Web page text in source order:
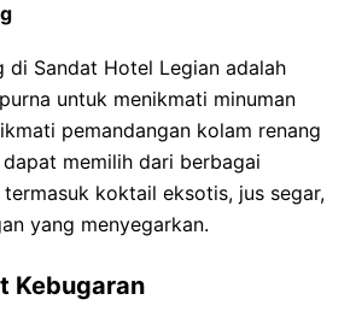
di Sandat Hotel Legian adalah
untuk menikmati minuman
pemandangan kolam renang
memilih dari berbagai
termasuk koktail eksotis, jus segar,
yang menyegarkan.
Kebugaran